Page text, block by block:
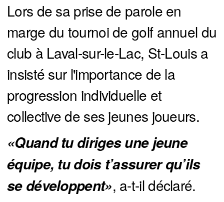
Lors de sa prise de parole en
marge du tournoi de golf annuel du
club à Laval-sur-le-Lac, St-Louis a
insisté sur l'importance de la
progression individuelle et
collective de ses jeunes joueurs.
«Quand tu diriges une jeune
équipe, tu dois t’assurer qu’ils
se développent», a-t-il déclaré.